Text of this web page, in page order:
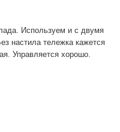
Используем и с двумя
настила тележка кажется
Управляется хорошо.